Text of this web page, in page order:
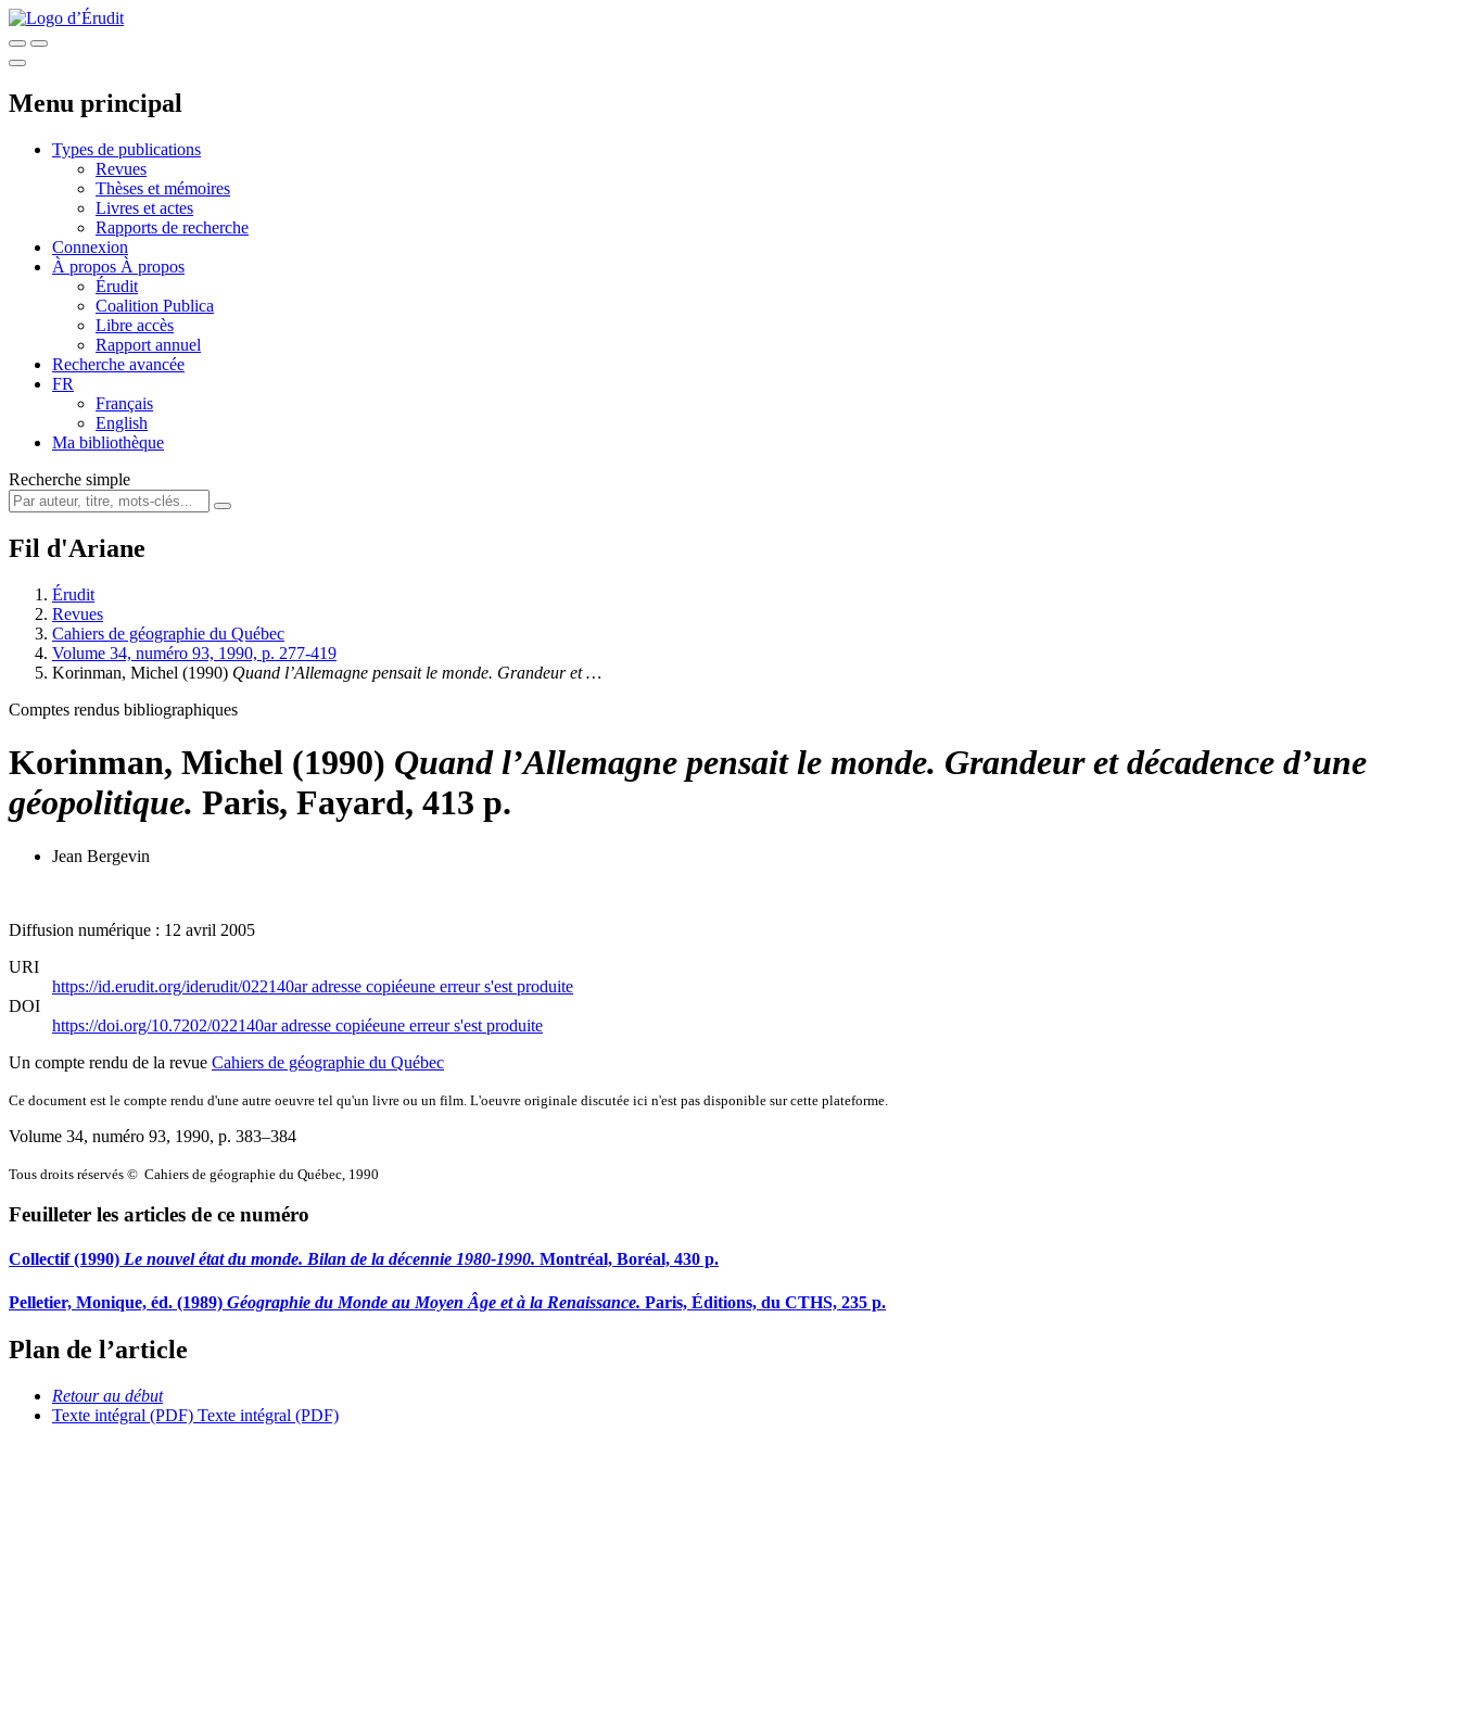
Menu principal
Types de publications
Revues
Thèses et mémoires
Livres et actes
Rapports de recherche
Connexion
À propos À propos
Érudit
Coalition Publica
Libre accès
Rapport annuel
Recherche avancée
FR
Français
English
Ma bibliothèque
Recherche simple
Fil d'Ariane
Érudit
Revues
Cahiers de géographie du Québec
Volume 34, numéro 93, 1990, p. 277-419
Korinman, Michel (1990) Quand l’Allemagne pensait le monde. Grandeur et …
Comptes rendus bibliographiques
Korinman, Michel (1990) Quand l’Allemagne pensait le monde. Grandeur et décadence d’une
géopolitique. Paris, Fayard, 413 p.
Jean Bergevin
Diffusion numérique : 12 avril 2005
URI
https://id.erudit.org/iderudit/022140aradresse copiéeune erreur s'est produite
DOI
https://doi.org/10.7202/022140aradresse copiéeune erreur s'est produite
Un compte rendu de la revue Cahiers de géographie du Québec
Ce document est le compte rendu d'une autre oeuvre tel qu'un livre ou un film. L'oeuvre originale discutée ici n'est pas disponible sur cette plateforme.
Volume 34, numéro 93, 1990, p. 383–384
Tous droits réservés © Cahiers de géographie du Québec, 1990
Feuilleter les articles de ce numéro
Collectif (1990) Le nouvel état du monde. Bilan de la décennie 1980-1990. Montréal, Boréal, 430 p.
Pelletier, Monique, éd. (1989) Géographie du Monde au Moyen Âge et à la Renaissance. Paris, Éditions, du CTHS, 235 p.
Plan de l’article
Retour au début
Texte intégral (PDF) Texte intégral (PDF)